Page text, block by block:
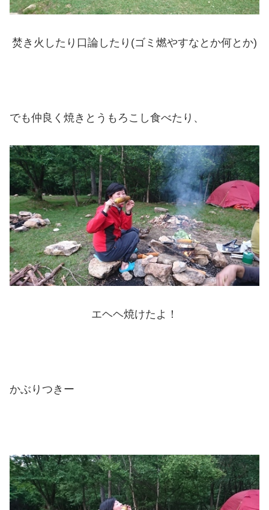
焚き火したり口論したり(ゴミ燃やすなとか何とか)
でも仲良く焼きとうもろこし食べたり、
エヘヘ焼けたよ！
かぶりつきー